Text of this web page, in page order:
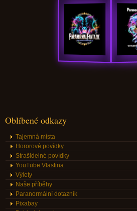
Oblíbené odkazy
Tajemná místa
Hororové povídky
Strašidelné povídky
YouTube Vlastina
Výlety
Naše příběhy
Paranormální dotazník
Pixabay